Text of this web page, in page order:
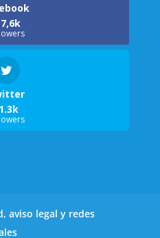
aviso legal y redes